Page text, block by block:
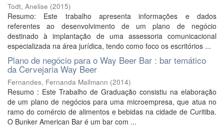
Todt, Anelise (2015)
Resumo: Este trabalho apresenta informações e dados
referentes ao desenvolvimento de um plano de negócio
destinado à implantação de uma assessoria comunicacional
especializada na área jurídica, tendo como foco os escritórios ...
Plano de negócio para o Way Beer Bar : bar temático
da Cervejaria Way Beer
Fernandes, Fernanda Mallmann (2014)
Resumo : Este Trabalho de Graduação consistiu na elaboração
de um plano de negócios para uma microempresa, que atua no
ramo do comércio de alimentos e bebidas na cidade de Curitiba.
O Bunker American Bar é um bar com ...